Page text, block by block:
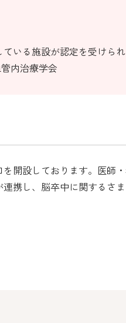
いる施設が認定を受けられ
内治療学会
開設しております。医師
携し、脳卒中に関するさ